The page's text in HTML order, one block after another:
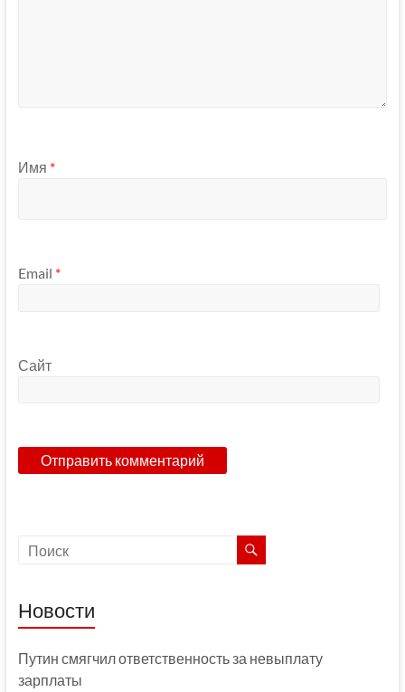
Имя *
Email *
Сайт
Новости
Путин смягчил ответственность за невыплату
зарплаты